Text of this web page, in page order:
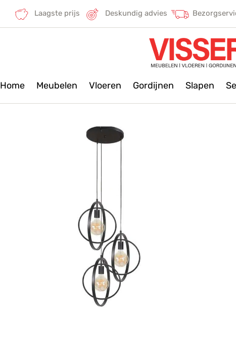
Laagste prijs Deskundig advies
Home Meubelen Vloeren Gordijnen Slapen